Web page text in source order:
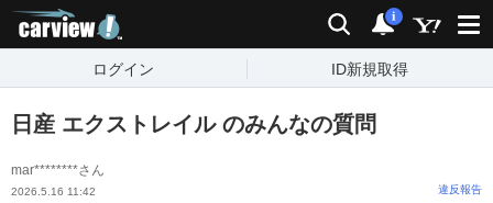
検索 通知
i
ログイン ID新規取得
日産 エクストレイル のみんなの質問
mar********さん
2026.5.16 11:42 違反報告